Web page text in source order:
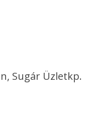
Sugár Üzletkp.